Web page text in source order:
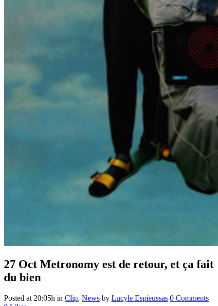
27 Oct Metronomy est de retour, et ça fait
du bien
Posted at 20:05h in Clip, News by Lucyle Espieussas 0 Comments